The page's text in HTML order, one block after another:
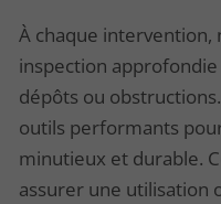
À chaque intervention,
inspection
dépôts ou
outils performants
minutieux et durable.
assurer une utilisation